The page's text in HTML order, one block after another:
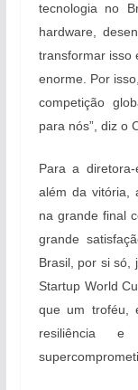
tecnologia no
hardware,
transformar isso
enorme. Por
competição
para nós”, diz o
Para a diretora-
além da vitória,
na grande final
grande
Brasil, por si só,
Startup World
que um troféu,
resiliência